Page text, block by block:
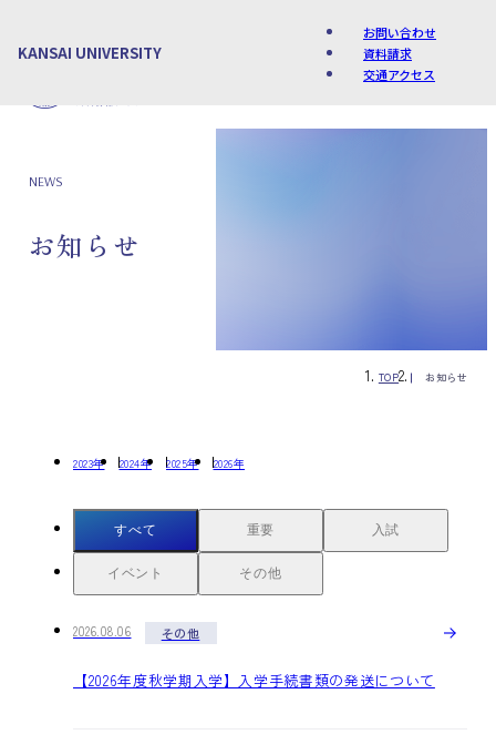
KANSAI UNIVERSITY
お問い合わせ
資料請求
交通アクセス
NEWS
お知らせ
TOP お知らせ
2023年 2024年 2025年 2026年
すべて 重要 入試
イベント その他
2026.08.06 その他
【2026年度秋学期入学】入学手続書類の発送について